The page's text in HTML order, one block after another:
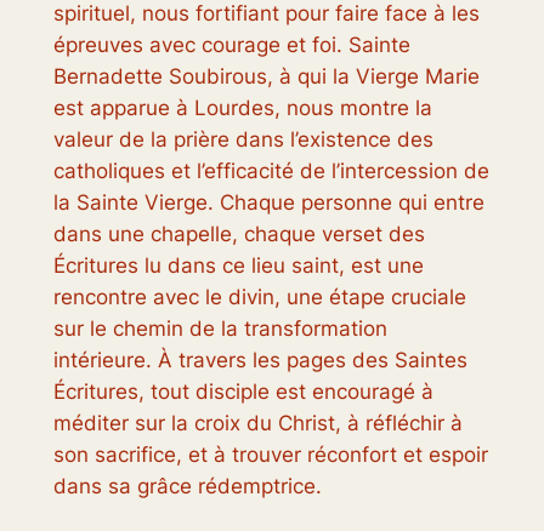
spirituel, nous fortifiant pour faire face à les
épreuves avec courage et foi. Sainte
Bernadette Soubirous, à qui la Vierge Marie
est apparue à Lourdes, nous montre la
valeur de la prière dans l’existence des
catholiques et l’efficacité de l’intercession de
la Sainte Vierge. Chaque personne qui entre
dans une chapelle, chaque verset des
Écritures lu dans ce lieu saint, est une
rencontre avec le divin, une étape cruciale
sur le chemin de la transformation
intérieure. À travers les pages des Saintes
Écritures, tout disciple est encouragé à
méditer sur la croix du Christ, à réfléchir à
son sacrifice, et à trouver réconfort et espoir
dans sa grâce rédemptrice.